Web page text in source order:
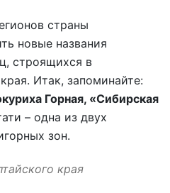
страны
новые названия
строящихся в
Итак, запоминайте:
Горная, «Сибирская
– одна из двух
зон.
края